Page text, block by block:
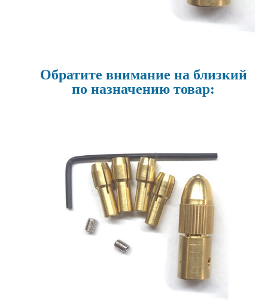
Обратите внимание на близкий
по назначению товар: